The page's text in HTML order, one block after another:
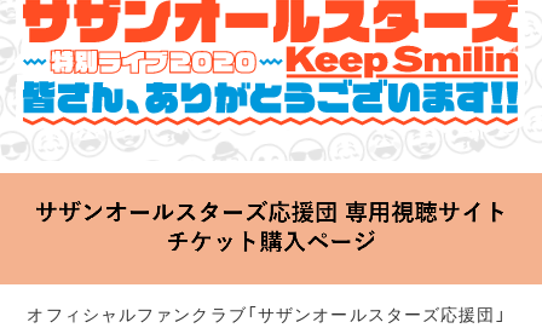
サザンオールスターズ 特別ライブ 2020
「Keep Smilin’～皆さん、ありがとうございます!!～」
2020.06.25 Thu 20:00 Start at 横浜アリーナ
オフィシャルファンクラブ「サザンオールスターズ応援団」